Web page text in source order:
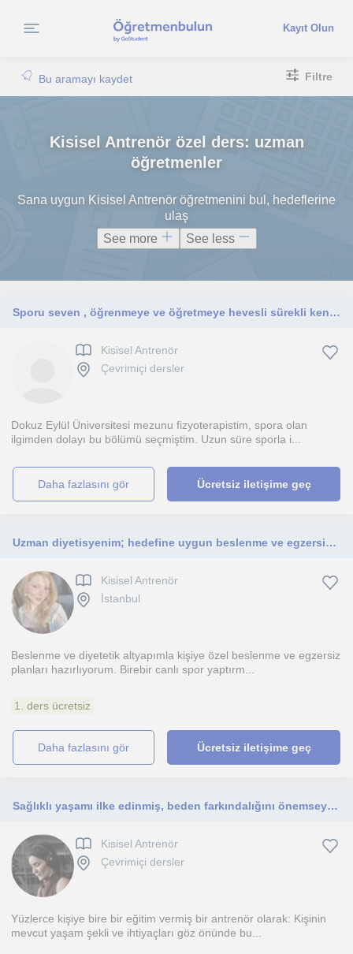
Kayıt Olun
Bu aramayı kaydet Filtre
Kisisel Antrenör özel ders: uzman
öğretmenler
Sana uygun Kisisel Antrenör öğretmenini bul, hedeflerine
ulaş
See more
See less
Sporu seven , öğrenmeye ve öğretmeye hevesli sürekli kendimi geliştirmeye çalışan biriyim.
Kisisel Antrenör
Çevrimiçi dersler
Dokuz Eylül Üniversitesi mezunu fizyoterapistim, spora olan
ilgimden dolayı bu bölümü seçmiştim. Uzun süre sporla i...
daha fazlasını gör Ücretsiz iletişime geç
Uzman diyetisyenim; hedefine uygun beslenme ve egzersiz takibiyle sağlıklı yaşam rehberliği sunuyorum.
Kisisel Antrenör
İstanbul
Beslenme ve diyetetik altyapımla kişiye özel beslenme ve egzersiz
planları hazırlıyorum. Birebir canlı spor yaptırm...
1. ders ücretsiz
daha fazlasını gör Ücretsiz iletişime geç
Sağlıklı yaşamı ilke edinmiş, beden farkındalığını önemseyen 41 yaşında deneyimli fitness ve pilates branşlı kişisel antrenör
Kisisel Antrenör
Çevrimiçi dersler
Yüzlerce kişiye bire bir eğitim vermiş bir antrenör olarak: Kişinin
mevcut yaşam şekli ve ihtiyaçları göz önünde bu...